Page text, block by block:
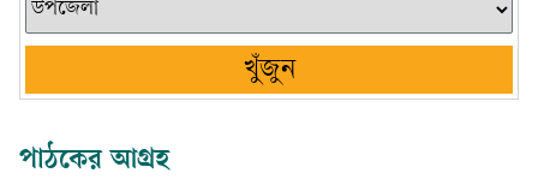
খুঁজুন
পাঠকের আগ্রহ